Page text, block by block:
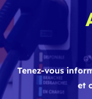
Tenez-vous
et